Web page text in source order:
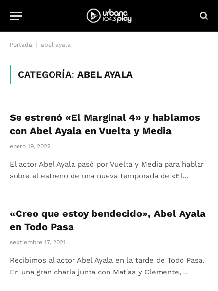
Portada abel ayala
CATEGORÍA:ABEL AYALA
Se estrenó «El Marginal 4» y hablamos
con Abel Ayala en Vuelta y Media
enero 19, 2022
El actor Abel Ayala pasó por Vuelta y Media para hablar
sobre el estreno de una nueva temporada de «El…
«Creo que estoy bendecido», Abel Ayala
en Todo Pasa
septiembre 17, 2021
Recibimos al actor Abel Ayala en la tarde de Todo Pasa.
En una gran charla junta con Matías y Clemente,…